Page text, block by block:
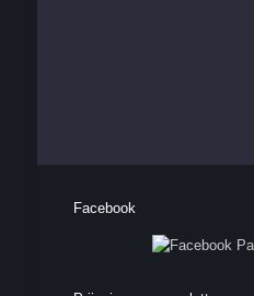
Facebook